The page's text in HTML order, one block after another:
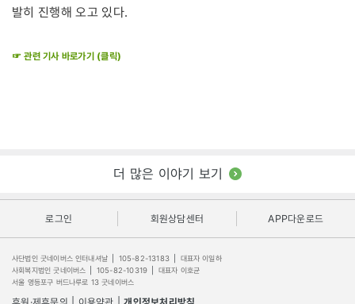
발히 진행해 오고 있다.
☞ 관련 기사 바로가기 (클릭)
더 많은 이야기 보기
로그인 회원상담센터 APP다운로드
사단법인 굿네이버스 인터내셔날 105-82-13183
대표자 이일하
사회복지법인 굿네이버스
105-82-10319
대표자 이호균
서울 영등포구 버드나루로 13 굿네이버스